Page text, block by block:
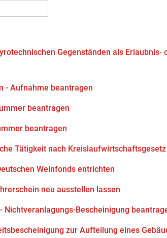
Gegenständen als
- Aufnahme beantragen
beantragen
beantragen
Tätigkeit nach Kreislaufwirtschaftsgesetz
Weinfonds entrichten
neu ausstellen lassen
Nichtveranlagungs-Bescheinigung
zur Aufteilung eines